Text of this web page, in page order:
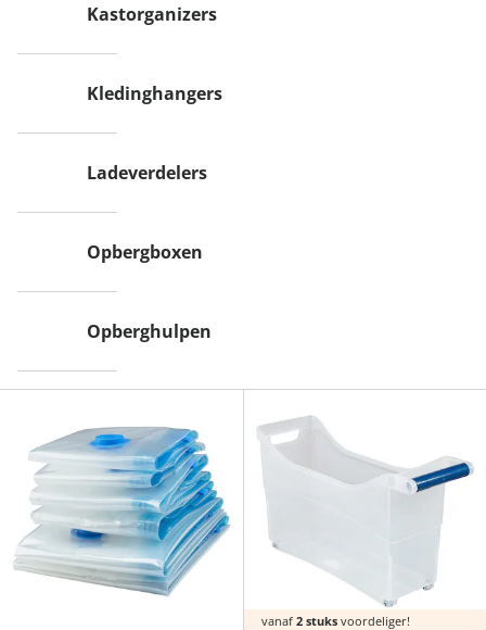
Kastorganizers
Kledinghangers
Ladeverdelers
Opbergboxen
Opberghulpen
vanaf 2 stuksvoordeliger!